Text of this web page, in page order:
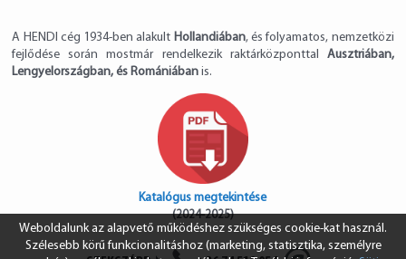
A HENDI cég 1934-ben alakult Hollandiában, és folyamatos, nemzetközi
fejlődése során mostmár rendelkezik raktárközponttal Ausztriában,
Lengyelországban, és Romániában is.
Katalógus megtekintése
(2024-2025)
Weboldalunk az alapvető működéshez szükséges cookie-kat használ.
Szélesebb körű funkcionalitáshoz (marketing, statisztika, személyre